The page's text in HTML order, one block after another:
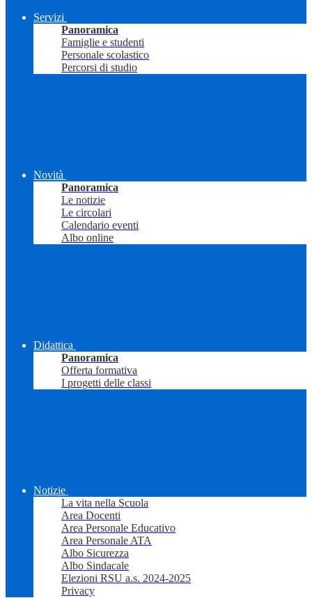
Servizi
Panoramica
Famiglie e studenti
Personale scolastico
Percorsi di studio
Novità
Panoramica
Le notizie
Le circolari
Calendario eventi
Albo online
Didattica
Panoramica
Offerta formativa
I progetti delle classi
Notizie
La vita nella Scuola
Area Docenti
Area Personale Educativo
Area Personale ATA
Albo Sicurezza
Albo Sindacale
Elezioni RSU a.s. 2024-2025
Privacy